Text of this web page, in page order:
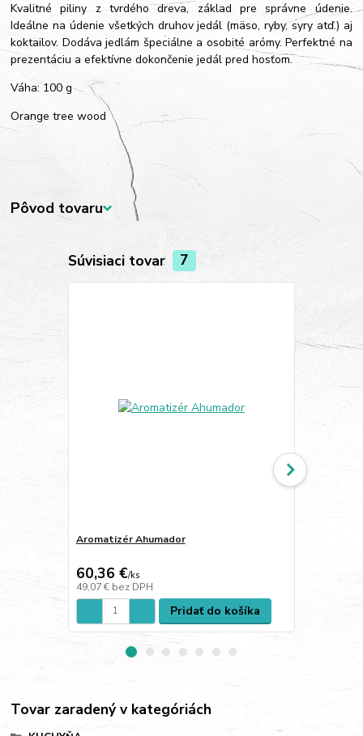
Kvalitné piliny z tvrdého dreva, základ pre správne údenie.
Ideálne na údenie všetkých druhov jedál (mäso, ryby, syry atď.) aj
koktailov. Dodáva jedlám špeciálne a osobité arómy. Perfektné na
prezentáciu a efektívne dokončenie jedál pred hosťom.
Váha: 100 g
Orange tree wood
Pôvod tovaru
Súvisiaci tovar 7
Aromatizér Ahumador
60,36 €/ks
49,07 € bez DPH
Pridať do košíka
Tovar zaradený v kategóriách